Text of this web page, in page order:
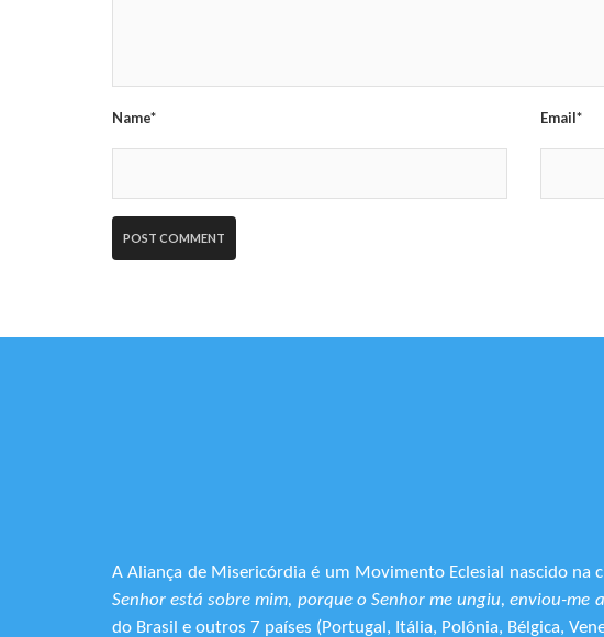
Name* Email*
A Aliança de Misericórdia é um Movimento Eclesial nascido na
Senhor está sobre mim, porque o Senhor me ungiu, enviou-me
do Brasil e outros 7 países (Portugal, Itália, Polônia, Bélgica,